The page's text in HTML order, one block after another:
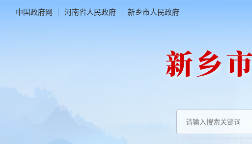
中国政府网 河南省人民政府 新乡市人民政府